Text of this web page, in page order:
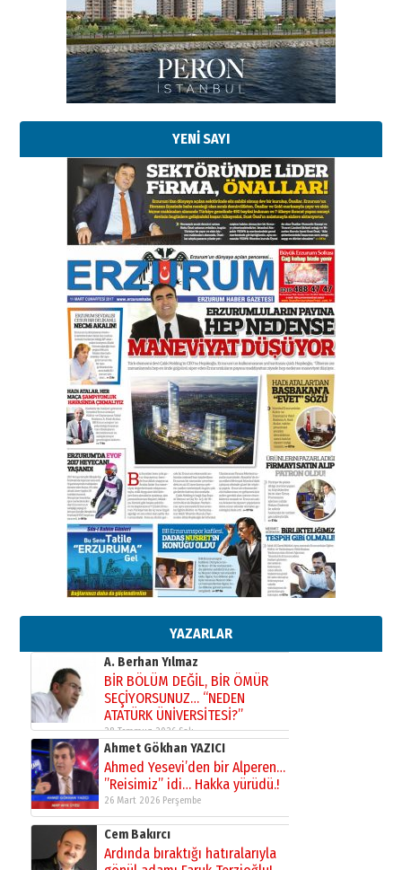
YENİ SAYI
YAZARLAR
Esat BİNDESEN
Başkan Sekmen’den Erzurum’a
bir vizyon proje daha!
02 Ağustos 2026 Pazar
Erzurumspor’un köşe taşları
29 Haziran 2026 Pazartesi
Kenan GÜLERCİ
Murat Şahsuvaroğlu ERKON’da
çıtayı yukarı taşırken,
yönetimdekiler aşağı
çekmemeli!
17 Şubat 2026 SalıOrhan BOZKURT
Bir fotoğraf, bir şehir, bir
gazeteci… Dizginler kimin
elinde?
31 Mart 2026 Salı
A. Berhan Yılmaz
BİR BÖLÜM DEĞİL, BİR ÖMÜR
SEÇİYORSUNUZ… “NEDEN
ATATÜRK ÜNİVERSİTESİ?”
28 Temmuz 2026 Salı
Ahmet Gökhan YAZICI
Ahmed Yesevi’den bir Alperen…
”Reisimiz” idi… Hakka yürüdü.!
26 Mart 2026 Perşembe
Cem Bakırcı
Ardında bıraktığı hatıralarıyla
gönül adamı Faruk Terzioğlu!
13 Mayıs 2026 Çarşamba
Esat BİNDESEN
Başkan Sekmen’den Erzurum’a
bir vizyon proje daha!
02 Ağustos 2026 Pazar
Kadir SABUNCUOĞLU
Erzurumspor’un köşe taşları
29 Haziran 2026 Pazartesi
Kenan GÜLERCİ
Murat Şahsuvaroğlu ERKON’da